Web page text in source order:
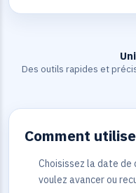
Des outils rapides et
Comment
Choisissez la date
voulez avancer ou